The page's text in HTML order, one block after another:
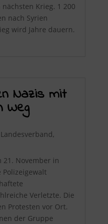
Krieg. 1 200
nach Syrien
wird Jahre dauern.
Nazis mit
Weg
Landesverband,
21. November in
Verletzte. Die
Protesten vor Ort.
der Gruppe